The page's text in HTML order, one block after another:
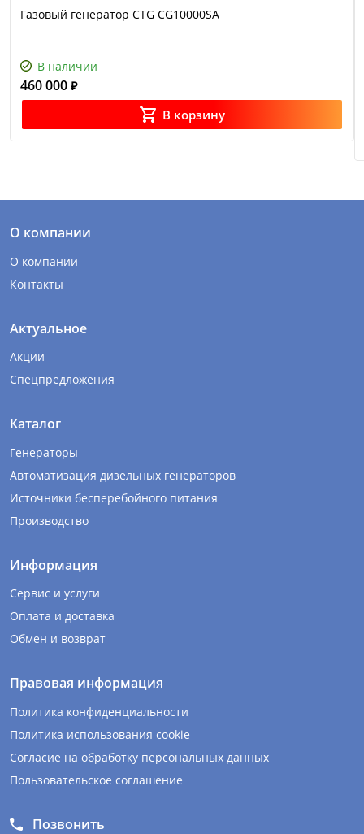
Газовый генератор CTG CG10000SA
В наличии
460 000 ₽
В корзину
О компании
О компании
Контакты
Актуальное
Акции
Спецпредложения
Каталог
Генераторы
Автоматизация дизельных генераторов
Источники бесперебойного питания
Производство
Информация
Сервис и услуги
Оплата и доставка
Обмен и возврат
Правовая информация
Политика конфиденциальности
Политика использования cookie
Согласие на обработку персональных данных
Пользовательское соглашение
Позвонить